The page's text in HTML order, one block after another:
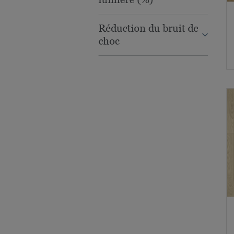
Réduction du bruit de
choc